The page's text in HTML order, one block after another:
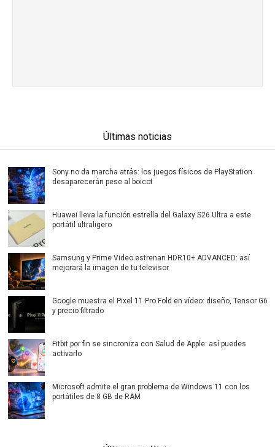
Últimas noticias
Sony no da marcha atrás: los juegos físicos de PlayStation
desaparecerán pese al boicot
Huawei lleva la función estrella del Galaxy S26 Ultra a este
portátil ultraligero
Samsung y Prime Video estrenan HDR10+ ADVANCED: así
mejorará la imagen de tu televisor
Google muestra el Pixel 11 Pro Fold en vídeo: diseño, Tensor G6
y precio filtrado
Fitbit por fin se sincroniza con Salud de Apple: así puedes
activarlo
Microsoft admite el gran problema de Windows 11 con los
portátiles de 8 GB de RAM